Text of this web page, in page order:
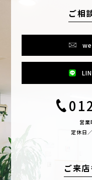
ご相
営
定休日
ご来